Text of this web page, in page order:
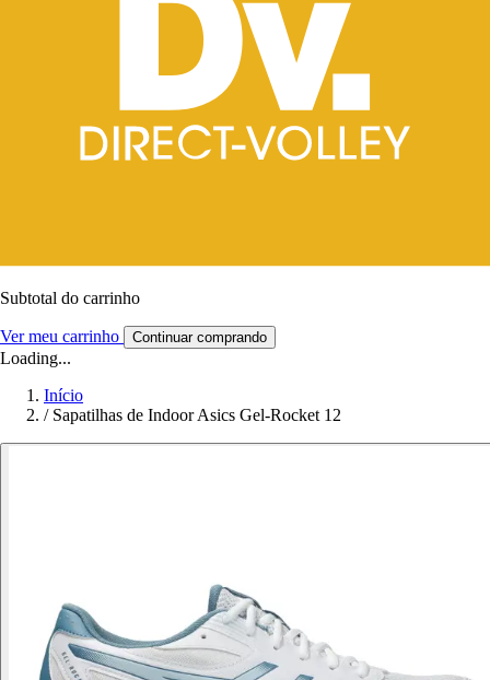
Subtotal do carrinho
Ver meu carrinho Continuar comprando
Loading...
Início
/ Sapatilhas de Indoor Asics Gel-Rocket 12